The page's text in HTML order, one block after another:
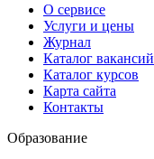
О сервисе
Услуги и цены
Журнал
Каталог вакансий
Каталог курсов
Карта сайта
Контакты
Образование